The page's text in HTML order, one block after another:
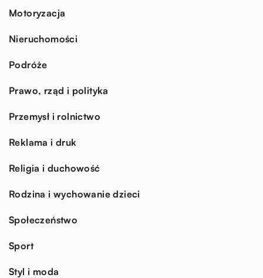
Motoryzacja
Nieruchomości
Podróże
Prawo, rząd i polityka
Przemysł i rolnictwo
Reklama i druk
Religia i duchowość
Rodzina i wychowanie dzieci
Społeczeństwo
Sport
Styl i moda